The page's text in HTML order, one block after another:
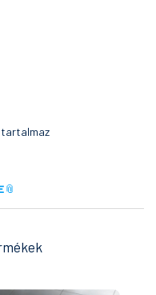
tartalmaz